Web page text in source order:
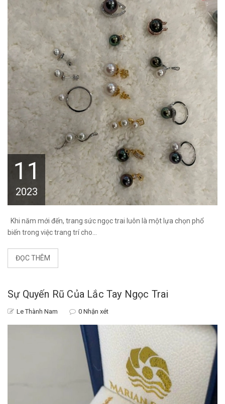
11
2023
Khi năm mới đến, trang sức ngọc trai luôn là một lựa chọn phổ
biến trong việc trang trí cho...
ĐỌC THÊM
Sự Quyến Rũ Của Lắc Tay Ngọc Trai
Le Thành Nam 0 Nhận xét